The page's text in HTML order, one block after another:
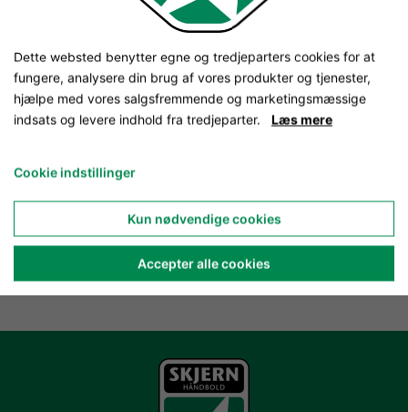
Dette websted benytter egne og tredjeparters cookies for at
fungere, analysere din brug af vores produkter og tjenester,
hjælpe med vores salgsfremmende og marketingsmæssige
indsats og levere indhold fra tredjeparter. Læs mere
Cookie indstillinger
Kun nødvendige cookies
Accepter alle cookies